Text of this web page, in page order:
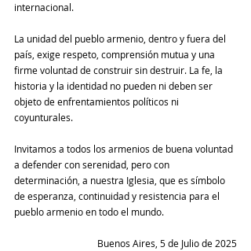
internacional.
La unidad del pueblo armenio, dentro y fuera del
país, exige respeto, comprensión mutua y una
firme voluntad de construir sin destruir. La fe, la
historia y la identidad no pueden ni deben ser
objeto de enfrentamientos políticos ni
coyunturales.
Invitamos a todos los armenios de buena voluntad
a defender con serenidad, pero con
determinación, a nuestra Iglesia, que es símbolo
de esperanza, continuidad y resistencia para el
pueblo armenio en todo el mundo.
Buenos Aires, 5 de Julio de 2025